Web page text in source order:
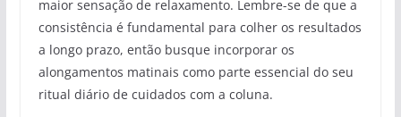
maior sensação de relaxamento. Lembre-se de que a
consistência é fundamental para colher os resultados
a longo prazo, então busque incorporar os
alongamentos matinais como parte essencial do seu
ritual diário de cuidados com a coluna.